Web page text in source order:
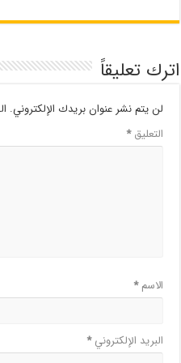
اترك تعليقاً
لن يتم نشر عنوان بريدك الإلكتروني.
التعليق*
الاسم*
البريد الإلكتروني*